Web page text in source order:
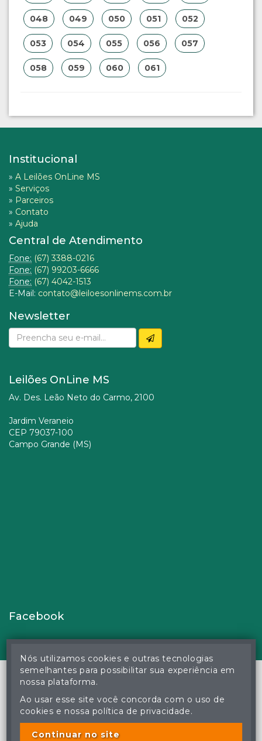
048 049 050 051 052
053 054 055 056 057
058 059 060 061
Institucional
» A Leilões OnLine MS
» Serviços
» Parceiros
» Contato
» Ajuda
Central de Atendimento
Fone: (67) 3388-0216
Fone: (67) 99203-6666
Fone: (67) 4042-1513
E-Mail: contato@leiloesonlinems.com.br
Newsletter
Leilões OnLine MS
Av. Des. Leão Neto do Carmo, 2100
Jardim Veraneio
CEP 79037-100
Campo Grande (MS)
Facebook
© Gustavo Correa Pereira da Silva - Leiloeiro Público Oficial -
Matrícula nº 26 JUCEMS - Todos os direitos reservados
A cópia ou reprodução não autorizada do conteúdo deste site
poderá acarretar em penas previstas em lei.
Nós utilizamos cookies e outras tecnologias
semelhantes para possibilitar sua experiência em
nossa plataforma.
Ao usar esse site você concorda com o uso de
cookies e nossa política de privacidade.
Continuar no site